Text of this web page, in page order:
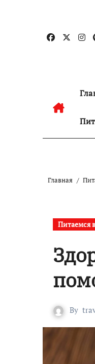
содержанию
Главная
Питаемся
By